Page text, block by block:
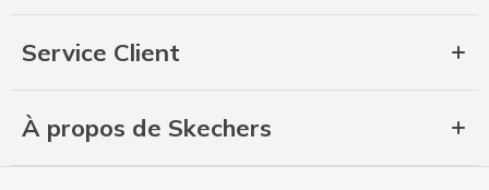
Service Client
À propos de Skechers